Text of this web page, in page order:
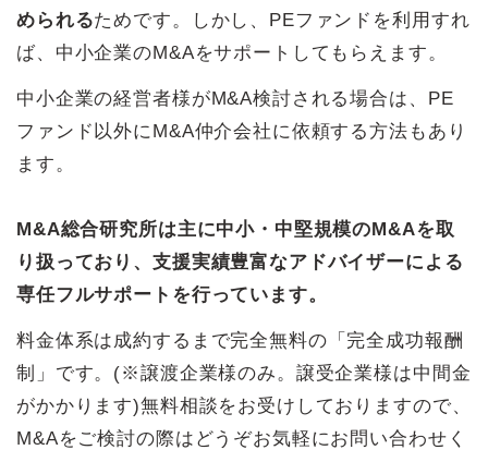
められるためです。しかし、PEファンドを利用すれ
ば、中小企業のM&Aをサポートしてもらえます。
中小企業の経営者様がM&A検討される場合は、PE
ファンド以外にM&A仲介会社に依頼する方法もあり
ます。
M&A総合研究所は主に中小・中堅規模のM&Aを取
り扱っており、支援実績豊富なアドバイザーによる
専任フルサポートを行っています。
料金体系は成約するまで完全無料の「完全成功報酬
制」です。(※譲渡企業様のみ。譲受企業様は中間金
がかかります)無料相談をお受けしておりますので、
M&Aをご検討の際はどうぞお気軽にお問い合わせく